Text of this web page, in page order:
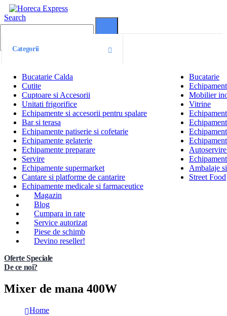
Search
Categorii
Bucatarie Calda
Bucatarie
Cutite
Cuptoare si Accesorii
Mobilier
Unitati frigorifice
Vitrine
Echipamente si accesorii pentru spalare
Bar si terasa
Echipamente patiserie si cofetarie
Echipamente gelaterie
Echipamente preparare
Servire
Echipamente supermarket
Ambalaje
Cantare si platforme de cantarire
Street Food
Echipamente medicale si farmaceutice
Magazin
Blog
Cumpara in rate
Service autorizat
Piese de schimb
Devino reseller!
Oferte Speciale
De ce noi?
Mixer de mana 400W
Home